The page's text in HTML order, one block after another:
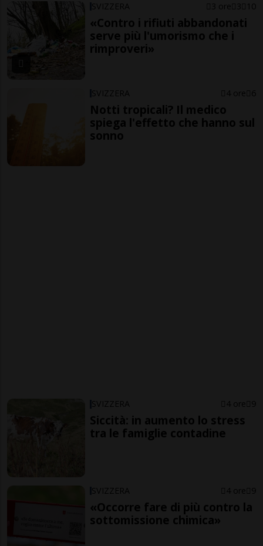
SVIZZERA 3 ore 3 10
«Contro i rifiuti abbandonati
serve più l'umorismo che i
rimproveri»
SVIZZERA 4 ore 6
Notti tropicali? Il medico
spiega l'effetto che hanno sul
sonno
SVIZZERA 4 ore 9
Siccità: in aumento lo stress
tra le famiglie contadine
SVIZZERA 4 ore 9
«Occorre fare di più contro la
sottomissione chimica»